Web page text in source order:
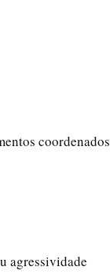
coordenados
agressividade